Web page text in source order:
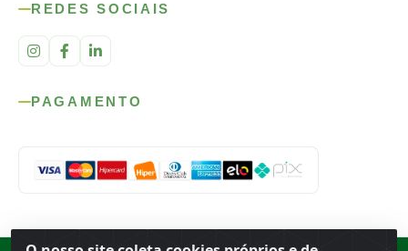
REDES SOCIAIS
PAGAMENTO